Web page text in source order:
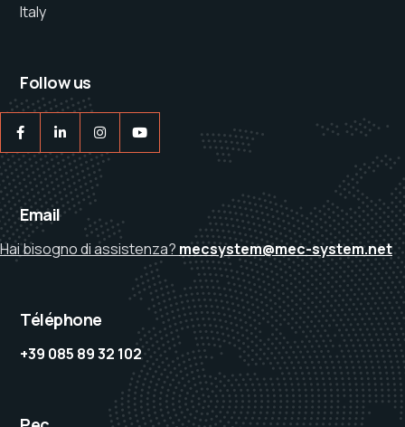
Italy
Follow us
Email
Hai bisogno di assistenza? mecsystem@mec-system.net
Téléphone
+39 085 89 32 102